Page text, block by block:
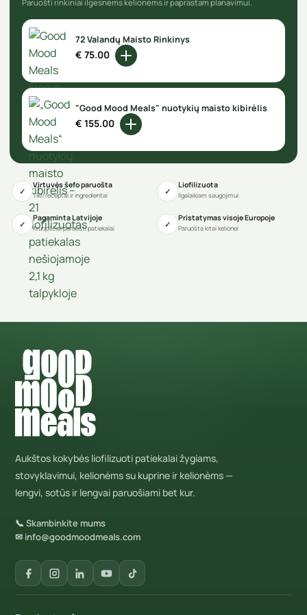
Paruošti rinkiniai ilgesnėms kelionėms ir paprastam planavimui.
72 Valandų Maisto Rinkinys
€ 75.00 Į krepšelį
"Good Mood Meals" nuotykių maisto kibirėlis
€ 155.00 Į krepšelį
✓
Virtuvės šefo paruošta
Tikri receptai ir ingredientai ✓
Liofilizuota
Ilgalaikiam saugojimui
✓
Pagaminta Latvijoje
Kruopščiai paruošti patiekalai ✓
Pristatymas visoje Europoje
Paruošta kitai kelionei
Aukštos kokybės liofilizuoti patiekalai žygiams,
stovyklavimui, kelionėms su kuprine ir kelionėms —
lengvi, sotūs ir lengvai paruošiami bet kur.
📞 Skambinkite mums
✉ info@goodmoodmeals.com